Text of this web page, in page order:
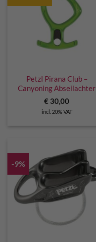
Petzl Pirana Club –
Canyoning Abseilachter
€ 30,00
incl. 20% VAT
-9%